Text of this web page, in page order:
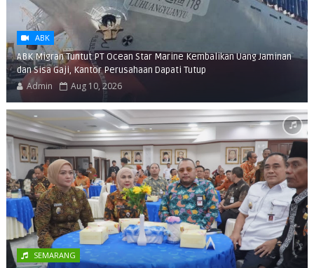
ABK
ABK Migran Tuntut PT Ocean Star Marine Kembalikan Uang Jaminan
dan Sisa Gaji, Kantor Perusahaan Dapati Tutup
Admin Aug 10, 2026
SEMARANG